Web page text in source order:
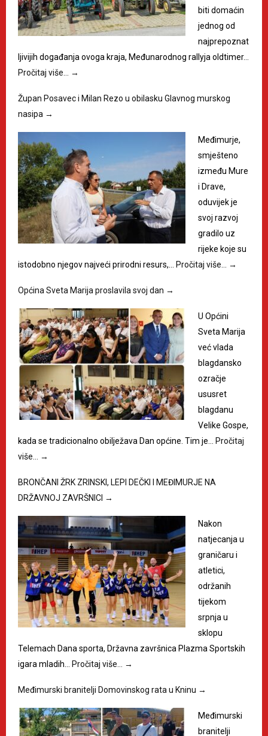
biti domaćin
jednog od
najprepoznat
ljivijih događanja ovoga kraja, Međunarodnog rallyja oldtimer…
Pročitaj više…
→
Župan Posavec i Milan Rezo u obilasku Glavnog murskog
nasipa →
Međimurje,
smješteno
između Mure
i Drave,
oduvijek je
svoj razvoj
gradilo uz
rijeke koje su
istodobno njegov najveći prirodni resurs,… Pročitaj više… →
Općina Sveta Marija proslavila svoj dan →
U Općini
Sveta Marija
već vlada
blagdansko
ozračje
ususret
blagdanu
Velike Gospe,
kada se tradicionalno obilježava Dan općine. Tim je… Pročitaj
više…
→
BRONČANI ŽRK ZRINSKI, LEPI DEČKI I MEĐIMURJE NA
DRŽAVNOJ ZAVRŠNICI →
Nakon
natjecanja u
graničaru i
atletici,
održanih
tijekom
srpnja u
sklopu
Telemach Dana sporta, Državna završnica Plazma Sportskih
igara mladih… Pročitaj više… →
Međimurski branitelji Domovinskog rata u Kninu →
Međimurski
branitelji